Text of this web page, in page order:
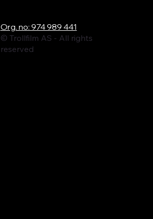
Org. no: 974 989 441
© Trollfilm AS - All rights
reserved